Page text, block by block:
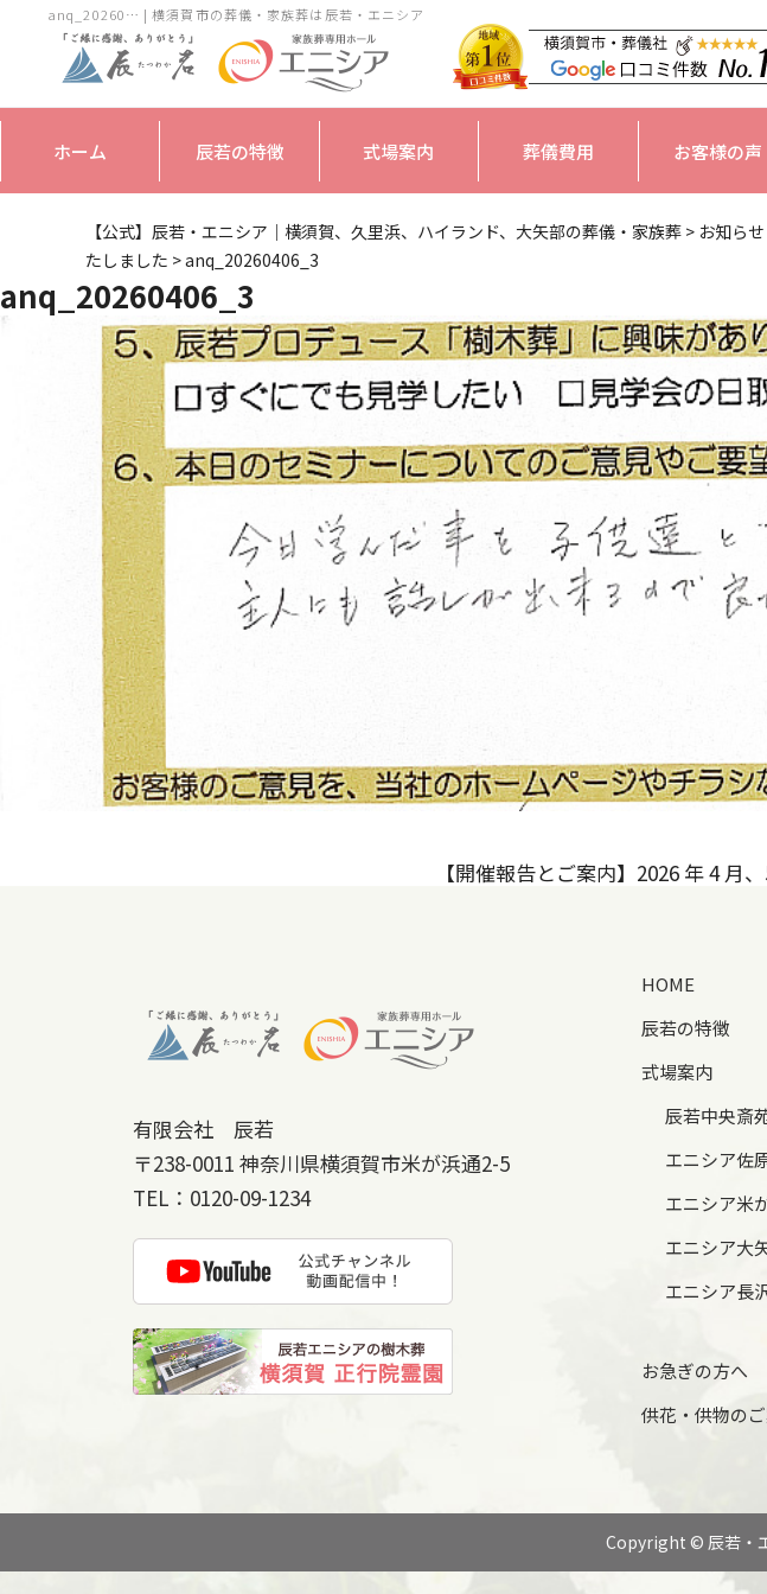
anq_20260… | 横須賀市の葬儀・家族葬は辰若・エニシア
ホーム 辰若の特徴 式場案内 葬儀費用 お客様の声
【公式】辰若・エニシア｜横須賀、久里浜、ハイランド、大矢部の葬儀・家族葬 > お知ら
たしました >anq_20260406_3
anq_20260406_3
【開催報告とご案内】2026 年 4
有限会社 辰若
〒238-0011 神奈川県横須賀市米が浜通2-5
TEL： 0120-09-1234
HOME
辰若の特徴
式場案内
辰若中央斎
エニシア佐
エニシア米
エニシア大
エニシア長
お急ぎの方へ
供花・供物の
Copyright © 辰若・